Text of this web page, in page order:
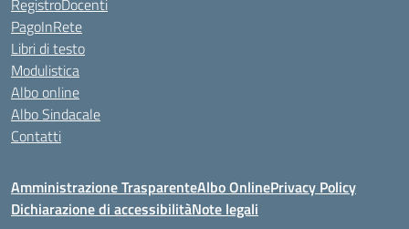
RegistroDocenti
PagoInRete
Libri di testo
Modulistica
Albo online
Albo Sindacale
Contatti
Amministrazione TrasparenteAlbo OnlinePrivacy Policy
Dichiarazione di accessibilitàNote legali